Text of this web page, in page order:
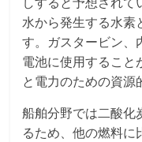
水から発生する水素
す。ガスタービン、
電池に使用すること
と電力のための資源
船舶分野では二酸化
るため、他の燃料